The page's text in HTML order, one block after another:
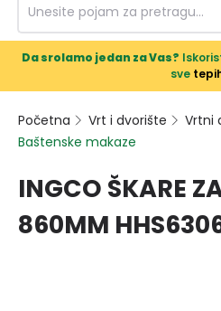
Da srolamo jedan za Vas?
sve
Početna Vrt i dvorište
Vrtni
Baštenske makaze
INGCO ŠKARE
860MM